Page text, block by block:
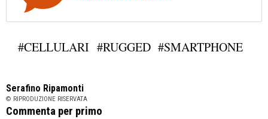
#CELLULARI #RUGGED #SMARTPHONE
Serafino Ripamonti
© RIPRODUZIONE RISERVATA
Commenta per primo